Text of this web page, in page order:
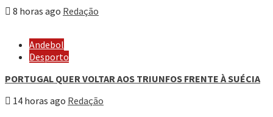
8 horas ago Redação
Andebol
Desporto
PORTUGAL QUER VOLTAR AOS TRIUNFOS FRENTE À SUÉCIA
14 horas ago Redação